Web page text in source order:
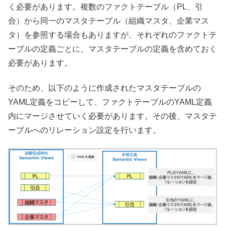
く必要があります。複数のファクトテーブル（PL、引
合）から同一のマスタテーブル（組織マスタ、企業マス
タ）を参照する場合もありますが、それぞれのファクトテ
ーブルの定義ごとに、マスタテーブルの定義を含めておく
必要があります。
そのため、以下のように作成されたマスタテーブルの
YAML定義をコピーして、ファクトテーブルのYAML定義
内にマージさせていく必要があります。その後、マスタテ
ーブルへのリレーション設定を行います。